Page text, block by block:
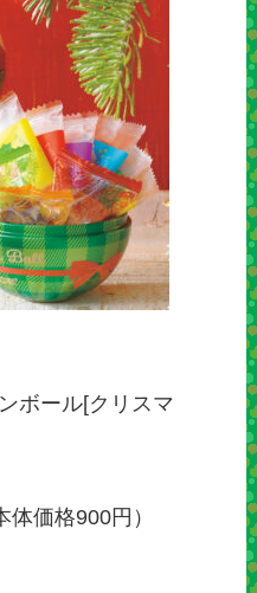
ボール[クリスマ
価格900円）